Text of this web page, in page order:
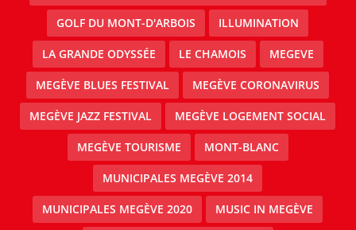
GOLF DU MONT-D'ARBOIS ILLUMINATION
LA GRANDE ODYSSÉE LE CHAMOIS MEGEVE
MEGÈVE BLUES FESTIVAL MEGÈVE CORONAVIRUS
MEGÈVE JAZZ FESTIVAL MEGÈVE LOGEMENT SOCIAL
MEGÈVE TOURISME MONT-BLANC
MUNICIPALES MEGÈVE 2014
MUNICIPALES MEGÈVE 2020 MUSIC IN MEGÈVE